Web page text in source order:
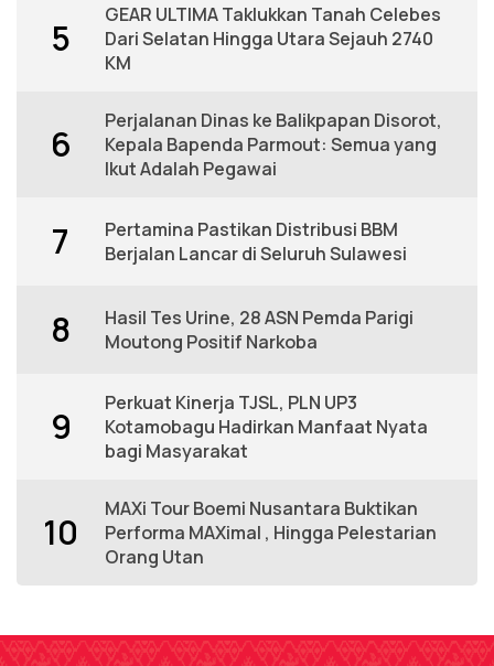
5
GEAR ULTIMA Taklukkan Tanah Celebes
Dari Selatan Hingga Utara Sejauh 2740
KM
6
Perjalanan Dinas ke Balikpapan Disorot,
Kepala Bapenda Parmout: Semua yang
Ikut Adalah Pegawai
7
Pertamina Pastikan Distribusi BBM
Berjalan Lancar di Seluruh Sulawesi
8
Hasil Tes Urine, 28 ASN Pemda Parigi
Moutong Positif Narkoba
9
Perkuat Kinerja TJSL, PLN UP3
Kotamobagu Hadirkan Manfaat Nyata
bagi Masyarakat
10
MAXi Tour Boemi Nusantara Buktikan
Performa MAXimal , Hingga Pelestarian
Orang Utan